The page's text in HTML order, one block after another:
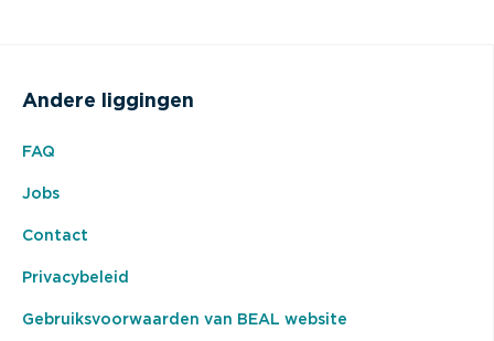
Andere liggingen
FAQ
Jobs
Contact
Privacybeleid
Gebruiksvoorwaarden van BEAL website